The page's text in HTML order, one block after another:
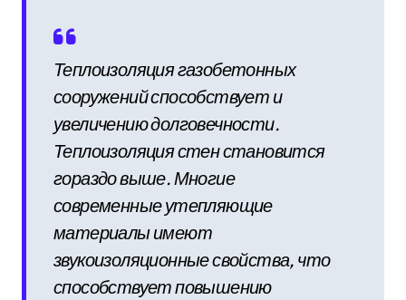
Теплоизоляция газобетонных
сооружений способствует и
увеличению долговечности.
Теплоизоляция стен становится
гораздо выше. Многие
современные утепляющие
материалы имеют
звукоизоляционные свойства, что
способствует повышению